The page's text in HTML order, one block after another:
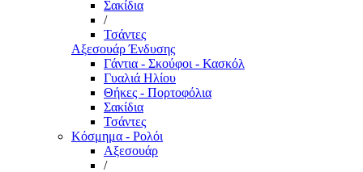
Σακίδια
/
Τσάντες
Αξεσουάρ Ένδυσης
Γάντια - Σκούφοι - Κασκόλ
Γυαλιά Ηλίου
Θήκες - Πορτοφόλια
Σακίδια
Τσάντες
Κόσμημα - Ρολόι
Αξεσουάρ
/